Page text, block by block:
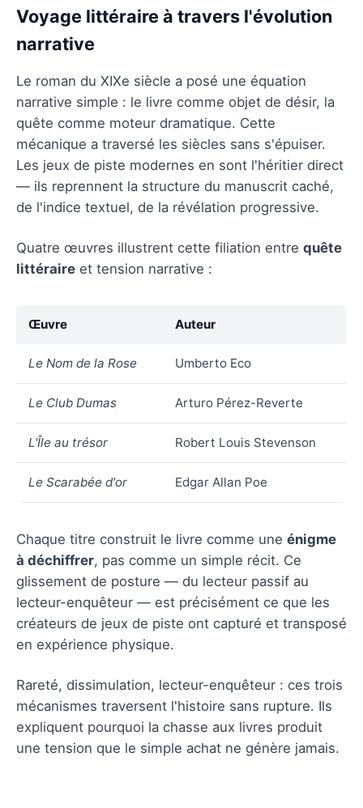
Voyage littéraire à travers l'évolution
narrative
Le roman du XIXe siècle a posé une équation
narrative simple : le livre comme objet de désir, la
quête comme moteur dramatique. Cette
mécanique a traversé les siècles sans s'épuiser.
Les jeux de piste modernes en sont l'héritier direct
— ils reprennent la structure du manuscrit caché,
de l'indice textuel, de la révélation progressive.
Quatre œuvres illustrent cette filiation entre quête
littéraire et tension narrative :
Œuvre Auteur
Le Nom de la Rose Umberto Eco
Le Club Dumas Arturo Pérez-Reverte
L'Île au trésor Robert Louis Stevenson
Le Scarabée d'or Edgar Allan Poe
Chaque titre construit le livre comme une énigme
à déchiffrer, pas comme un simple récit. Ce
glissement de posture — du lecteur passif au
lecteur-enquêteur — est précisément ce que les
créateurs de jeux de piste ont capturé et transposé
en expérience physique.
Rareté, dissimulation, lecteur-enquêteur : ces trois
mécanismes traversent l'histoire sans rupture. Ils
expliquent pourquoi la chasse aux livres produit
une tension que le simple achat ne génère jamais.